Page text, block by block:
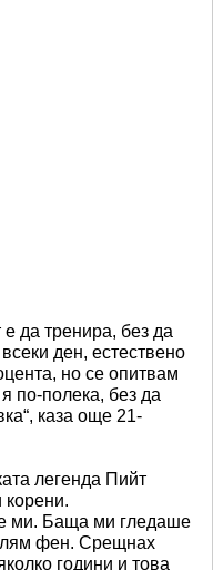
е да тренира, без да
ден, естествено
но се опитвам
по-полека, без да
каза още 21-
легенда Пийт
ми. Баща ми гледаше
фен. Срещнах
години и това